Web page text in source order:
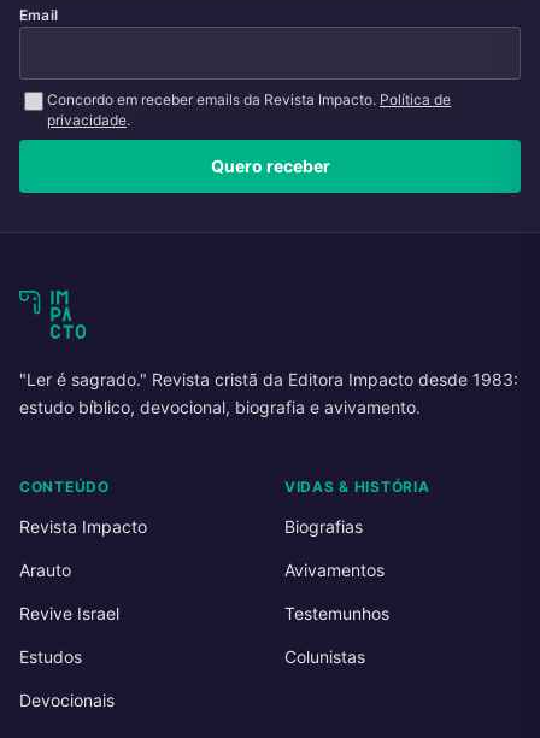
Email
Concordo em receber emails da Revista Impacto. Política de
privacidade.
Quero receber
"Ler é sagrado." Revista cristã da Editora Impacto desde 1983:
estudo bíblico, devocional, biografia e avivamento.
CONTEÚDO
Revista Impacto
Arauto
Revive Israel
Estudos
Devocionais
VIDAS & HISTÓRIA
Biografias
Avivamentos
Testemunhos
Colunistas